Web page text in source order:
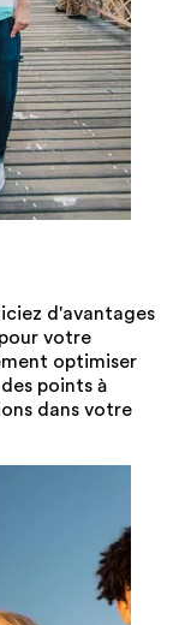
d'avantages
votre
optimiser
points à
dans votre